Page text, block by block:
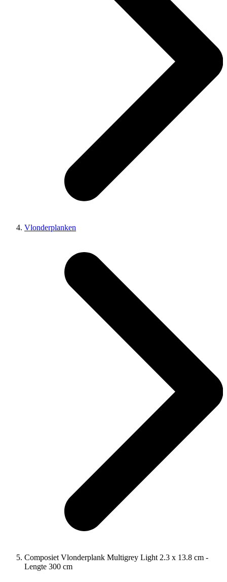
Vlonderplanken
Composiet Vlonderplank Multigrey Light 2.3 x 13.8 cm -
Lengte 300 cm